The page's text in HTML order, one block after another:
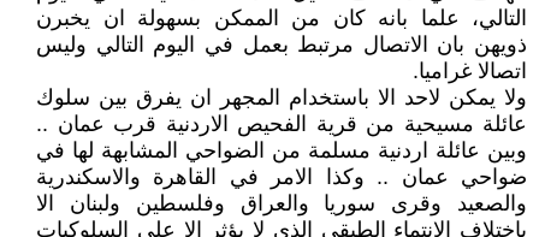
التالي، علما بانه كان من الممكن بسهولة ان يخبرن
ذويهن بان الاتصال مرتبط بعمل في اليوم التالي وليس
اتصالا غراميا.
ولا يمكن لاحد الا باستخدام المجهر ان يفرق بين سلوك
عائلة مسيحية من قرية الفحيص الاردنية قرب عمان ..
وبين عائلة اردنية مسلمة من الضواحي المشابهة لها في
ضواحي عمان .. وكذا الامر في القاهرة والاسكندرية
والصعيد وقرى سوريا والعراق وفلسطين ولبنان الا
باختلاف الانتماء الطبقي الذي لا يؤثر الا على السلوكيات